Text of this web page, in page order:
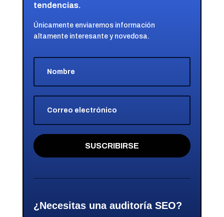
tendencias.
Únicamente enviaremos información
altamente interesante y novedosa.
SUSCRIBIRSE
¿Necesitas una auditoría SEO?